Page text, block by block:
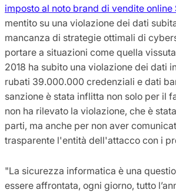
imposto al noto brand di vendite online
mentito su una violazione dei dati
mancanza di strategie ottimali di
portare a situazioni come quella
2018 ha subito una violazione dei dati
rubati 39.000.000 credenziali e dati
sanzione è stata inflitta non solo per il
non ha rilevato la violazione, che è
parti, ma anche per non aver
trasparente l'entità dell'attacco con i
"La sicurezza informatica è una
essere affrontata, ogni giorno, tutto